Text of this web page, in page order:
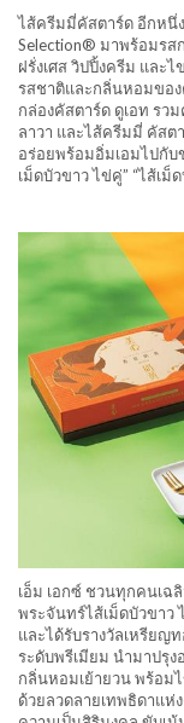
ไส้ครีมมี่คัสตาร์ด อีกหนึ่
Selection® มาพร้อมรส
ฝรั่งเศส วิปปิ้งครีม และ
รสชาติและกลิ่นหอมของ
กล่องคัสตาร์ด ดูเอท รว
ลาวา และไส้ครีมมี่ คัสต
อร่อยพร้อมอิ่มเอมไปกั
เม็ดบัวขาว ไข่คู่” “ไส้เม็
เอ็ม เอกซ์ ชวนทุกคนเฉ
พระจันทร์ไส้เม็ดบัวขาว
และได้รับรางวัลเหรียญ
ระดับพรีเมียม นำมาปรุง
กลิ่นหอมเย้ายวน พร้อม
ด้วยลวดลายเทพธิดาแห่